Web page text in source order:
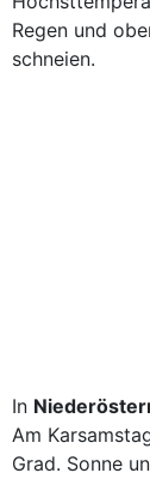
Regen und
schneien.
In
Am
Grad. Sonne